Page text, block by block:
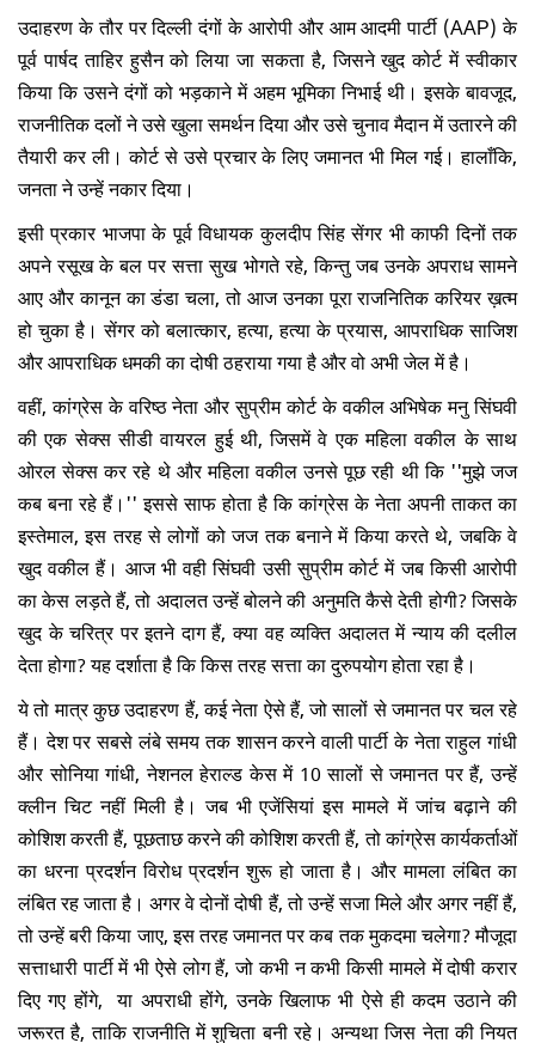
उदाहरण के तौर पर दिल्ली दंगों के आरोपी और आम आदमी पार्टी (AAP) के
पूर्व पार्षद ताहिर हुसैन को लिया जा सकता है, जिसने खुद कोर्ट में स्वीकार
किया कि उसने दंगों को भड़काने में अहम भूमिका निभाई थी। इसके बावजूद,
राजनीतिक दलों ने उसे खुला समर्थन दिया और उसे चुनाव मैदान में उतारने की
तैयारी कर ली। कोर्ट से उसे प्रचार के लिए जमानत भी मिल गई। हालाँकि,
जनता ने उन्हें नकार दिया।
इसी प्रकार भाजपा के पूर्व विधायक कुलदीप सिंह सेंगर भी काफी दिनों तक
अपने रसूख के बल पर सत्ता सुख भोगते रहे, किन्तु जब उनके अपराध सामने
आए और कानून का डंडा चला, तो आज उनका पूरा राजनितिक करियर ख़त्म
हो चुका है। सेंगर को बलात्कार, हत्या, हत्या के प्रयास, आपराधिक साजिश
और आपराधिक धमकी का दोषी ठहराया गया है और वो अभी जेल में है।
वहीं, कांग्रेस के वरिष्ठ नेता और सुप्रीम कोर्ट के वकील अभिषेक मनु सिंघवी
की एक सेक्स सीडी वायरल हुई थी, जिसमें वे एक महिला वकील के साथ
ओरल सेक्स कर रहे थे और महिला वकील उनसे पूछ रही थी कि ''मुझे जज
कब बना रहे हैं।'' इससे साफ होता है कि कांग्रेस के नेता अपनी ताकत का
इस्तेमाल, इस तरह से लोगों को जज तक बनाने में किया करते थे, जबकि वे
खुद वकील हैं। आज भी वही सिंघवी उसी सुप्रीम कोर्ट में जब किसी आरोपी
का केस लड़ते हैं, तो अदालत उन्हें बोलने की अनुमति कैसे देती होगी? जिसके
खुद के चरित्र पर इतने दाग हैं, क्या वह व्यक्ति अदालत में न्याय की दलील
देता होगा? यह दर्शाता है कि किस तरह सत्ता का दुरुपयोग होता रहा है।
ये तो मात्र कुछ उदाहरण हैं, कई नेता ऐसे हैं, जो सालों से जमानत पर चल रहे
हैं। देश पर सबसे लंबे समय तक शासन करने वाली पार्टी के नेता राहुल गांधी
और सोनिया गांधी, नेशनल हेराल्ड केस में 10 सालों से जमानत पर हैं, उन्हें
क्लीन चिट नहीं मिली है। जब भी एजेंसियां इस मामले में जांच बढ़ाने की
कोशिश करती हैं, पूछताछ करने की कोशिश करती हैं, तो कांग्रेस कार्यकर्ताओं
का धरना प्रदर्शन विरोध प्रदर्शन शुरू हो जाता है। और मामला लंबित का
लंबित रह जाता है। अगर वे दोनों दोषी हैं, तो उन्हें सजा मिले और अगर नहीं हैं,
तो उन्हें बरी किया जाए, इस तरह जमानत पर कब तक मुकदमा चलेगा? मौजूदा
सत्ताधारी पार्टी में भी ऐसे लोग हैं, जो कभी न कभी किसी मामले में दोषी करार
दिए गए होंगे, या अपराधी होंगे, उनके खिलाफ भी ऐसे ही कदम उठाने की
जरूरत है, ताकि राजनीति में शुचिता बनी रहे। अन्यथा जिस नेता की नियत